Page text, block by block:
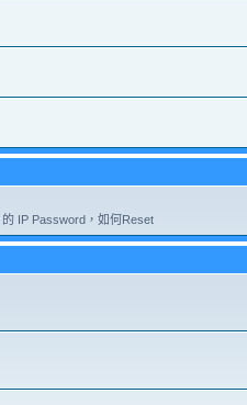
IP Password，如何Reset